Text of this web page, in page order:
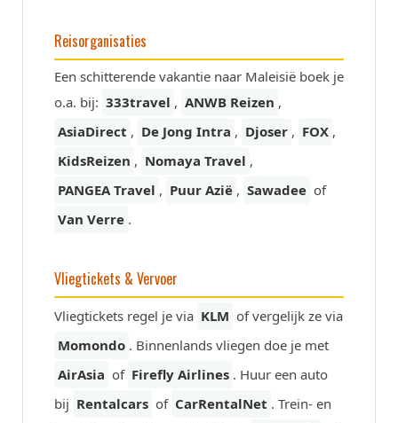
Reisorganisaties
Een schitterende vakantie naar Maleisië boek je
o.a. bij: 333travel , ANWB Reizen ,
AsiaDirect , De Jong Intra , Djoser , FOX ,
KidsReizen , Nomaya Travel ,
PANGEA Travel , Puur Azië , Sawadee of
Van Verre .
Vliegtickets & Vervoer
Vliegtickets regel je via KLM of vergelijk ze via
Momondo . Binnenlands vliegen doe je met
AirAsia of Firefly Airlines . Huur een auto
bij Rentalcars of CarRentalNet . Trein- en